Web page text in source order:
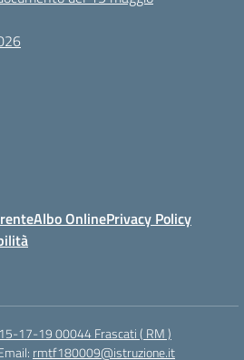
Albo OnlinePrivacy Policy
17-19 00044 Frascati ( RM )
rmtf180009@istruzione.it